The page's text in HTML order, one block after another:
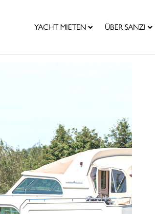
YACHT MIETEN ÜBER SANZI